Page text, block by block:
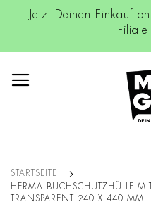
Jetzt Deinen Einkauf
STARTSEITE
HERMA BUCHSCHUTZHÜLLE
TRANSPARENT 240 X 440 MM